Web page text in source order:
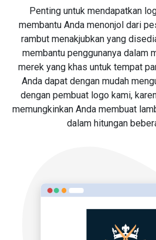
Penting untuk mendapatkan
membantu Anda menonjol dari
rambut menakjubkan yang
membantu penggunanya dalam
merek yang khas untuk tempat
Anda dapat dengan mudah
dengan pembuat logo kami,
memungkinkan Anda membuat
dalam hitungan